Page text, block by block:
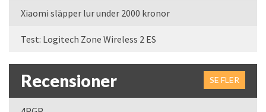
Xiaomi släpper lur under 2000 kronor
Test: Logitech Zone Wireless 2 ES
Recensioner SE FLER